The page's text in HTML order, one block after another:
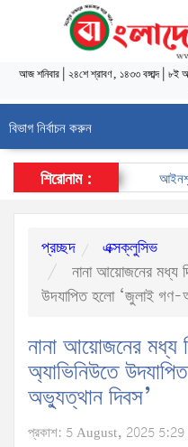
আজশনিবার| ২৪শে শ্রাবণ, ১৪৩৩ বঙ্গাব্দ| ৮ই
বিভাগ নির্বাচন করুন
শিরোনাম :
প্রচ্ছদ
এক্সক্লুসিভ
নানা আয়োজনের মধ্য
উদযাপিত হলো ‘জুলাই গণ-
নানা আয়োজনের মধ্য
অ্যাভিনিউতে
অভ্যুত্থান দিবস’
প্রকাশ: 5 August, 2025 5:29